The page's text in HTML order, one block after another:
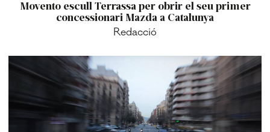
Movento escull Terrassa per obrir el seu primer
concessionari Mazda a Catalunya
Redacció